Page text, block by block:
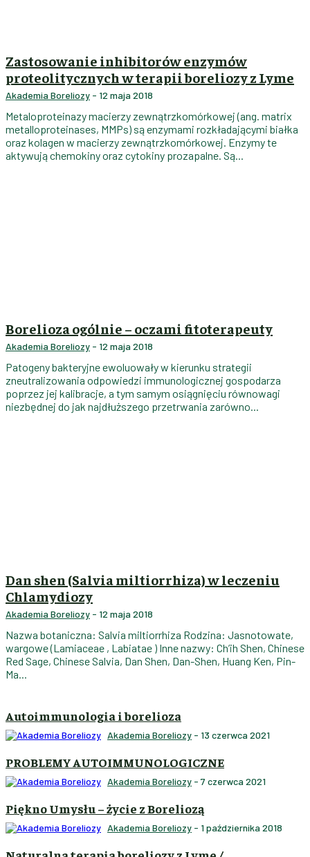
Zastosowanie inhibitorów enzymów
proteolitycznych w terapii boreliozy z Lyme
Akademia Boreliozy - 12 maja 2018
Metaloproteinazy macierzy zewnątrzkomórkowej (ang. matrix
metalloproteinases, MMPs) są enzymami rozkładającymi białka
oraz kolagen w macierzy zewnątrzkomórkowej. Enzymy te
aktywują chemokiny oraz cytokiny prozapalne. Są...
Borelioza ogólnie – oczami fitoterapeuty
Akademia Boreliozy - 12 maja 2018
Patogeny bakteryjne ewoluowały w kierunku strategii
zneutralizowania odpowiedzi immunologicznej gospodarza
poprzez jej kalibracje, a tym samym osiągnięciu równowagi
niezbędnej do jak najdłuższego przetrwania zarówno...
Dan shen (Salvia miltiorrhiza) w leczeniu
Chlamydiozy
Akademia Boreliozy - 12 maja 2018
Nazwa botaniczna: Salvia miltiorrhiza Rodzina: Jasnotowate,
wargowe (Lamiaceae , Labiatae ) Inne nazwy: Ch’ih Shen, Chinese
Red Sage, Chinese Salvia, Dan Shen, Dan-Shen, Huang Ken, Pin-
Ma...
Autoimmunologia i borelioza
Akademia Boreliozy - 13 czerwca 2021
PROBLEMY AUTOIMMUNOLOGICZNE
Akademia Boreliozy - 7 czerwca 2021
Piękno Umysłu – życie z Boreliozą
Akademia Boreliozy - 1 października 2018